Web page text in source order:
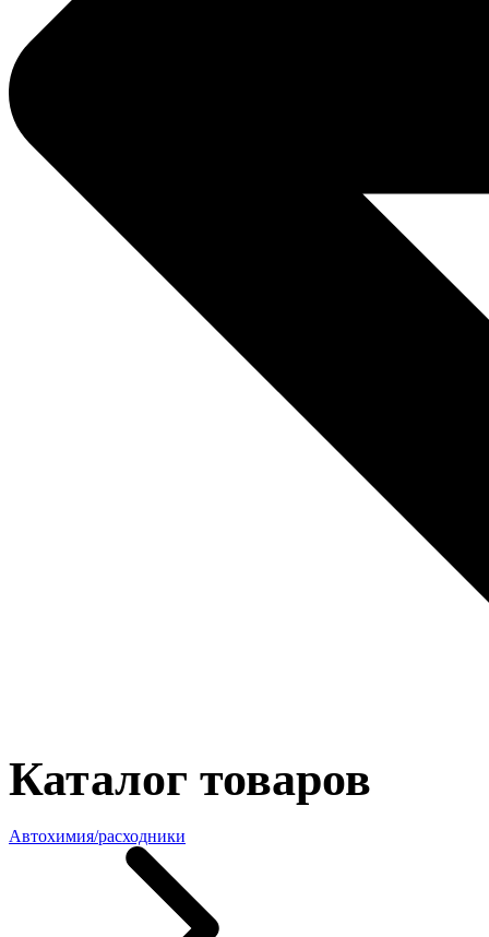
Каталог товаров
Автохимия/расходники